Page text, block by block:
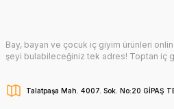
Bay, bayan ve çocuk iç giyim ürünleri
şeyi bulabileceğiniz tek adres! Toptan iç
Talatpaşa Mah. 4007. Sok. No:20 GİPAŞ